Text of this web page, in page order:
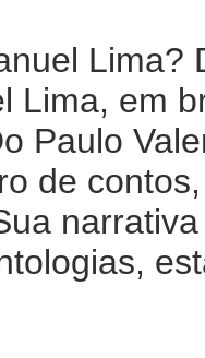
Lima?
Lima, em
Paulo
de